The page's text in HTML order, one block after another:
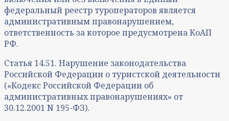
федеральный реестр туроператоров является
административным правонарушением,
ответственность за которое предусмотрена КоАП
РФ.
Статья 14.51. Нарушение законодательства
Российской Федерации о туристской деятельности
(«Кодекс Российской Федерации об
административных правонарушениях» от
30.12.2001 N 195-ФЗ).